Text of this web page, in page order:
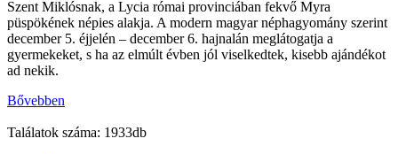
Szent Miklósnak, a Lycia római provinciában fekvő Myra
püspökének népies alakja. A modern magyar néphagyomány szerint
december 5. éjjelén – december 6. hajnalán meglátogatja a
gyermekeket, s ha az elmúlt évben jól viselkedtek, kisebb ajándékot
ad nekik.
Bővebben
Találatok száma: 1933db